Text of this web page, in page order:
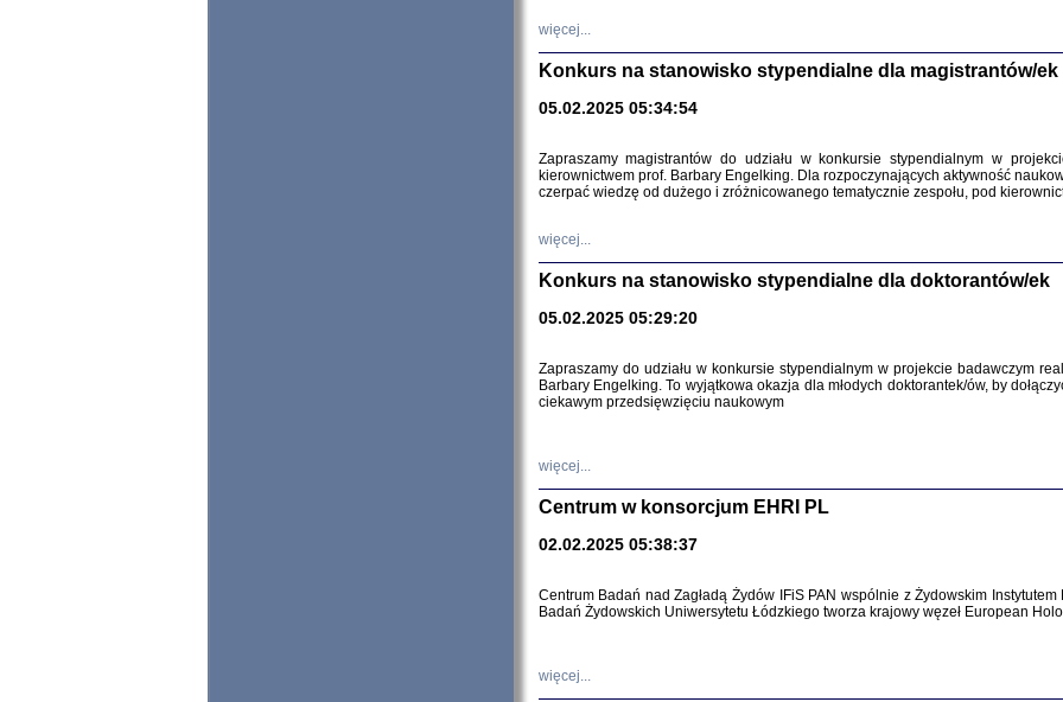
Warszawie
oprac. i
SNY
SZCZĘŚCIE
Losy kobiet
więcej...
Konkurs na stanowisko stypendialne dla magistrantów/ek
05.02.2025 05:34:54
Zapraszamy magistrantów do udziału w konkursie stypendialnym w
kierownictwem prof. Barbary Engelking. Dla rozpoczynających aktywność
czerpać wiedzę od dużego i zróżnicowanego tematycznie zespołu, pod
więcej...
Konkurs na stanowisko stypendialne dla doktorantów/ek
05.02.2025 05:29:20
Zapraszamy do udziału w konkursie stypendialnym w projekcie badawczym
Barbary Engelking. To wyjątkowa okazja dla młodych doktorantek/ów, by
ciekawym przedsięwzięciu naukowym
więcej...
Centrum w konsorcjum EHRI PL
02.02.2025 05:38:37
Centrum Badań nad Zagładą Żydów IFiS PAN wspólnie z Żydowskim
Badań Żydowskich Uniwersytetu Łódzkiego tworza krajowy węzeł European
więcej...